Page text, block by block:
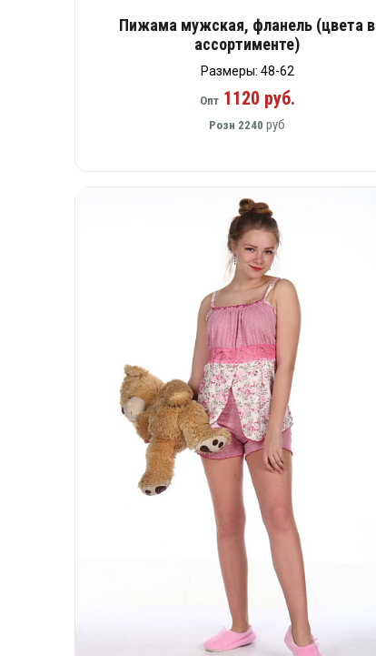
Пижама мужская, фланель (цвета в
ассортименте)
Размеры: 48-62
Опт1120 руб.
Розн 2240 руб